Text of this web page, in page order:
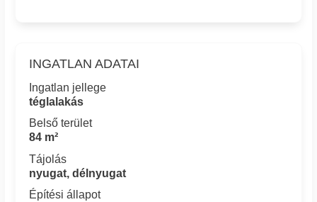
INGATLAN ADATAI
Ingatlan jellege
téglalakás
Belső terület
84 m²
Tájolás
nyugat, délnyugat
Építési állapot